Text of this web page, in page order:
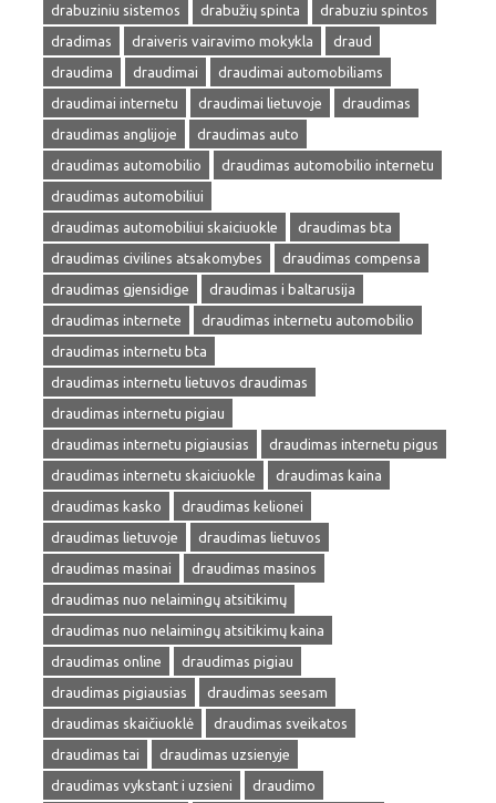
drabuziniu sistemos
drabužių spinta
drabuziu spintos
dradimas
draiveris vairavimo mokykla
draud
draudima
draudimai
draudimai automobiliams
draudimai internetu
draudimai lietuvoje
draudimas
draudimas anglijoje
draudimas auto
draudimas automobilio
draudimas automobilio internetu
draudimas automobiliui
draudimas automobiliui skaiciuokle
draudimas bta
draudimas civilines atsakomybes
draudimas compensa
draudimas gjensidige
draudimas i baltarusija
draudimas internete
draudimas internetu automobilio
draudimas internetu bta
draudimas internetu lietuvos draudimas
draudimas internetu pigiau
draudimas internetu pigiausias
draudimas internetu pigus
draudimas internetu skaiciuokle
draudimas kaina
draudimas kasko
draudimas kelionei
draudimas lietuvoje
draudimas lietuvos
draudimas masinai
draudimas masinos
draudimas nuo nelaimingų atsitikimų
draudimas nuo nelaimingų atsitikimų kaina
draudimas online
draudimas pigiau
draudimas pigiausias
draudimas seesam
draudimas skaičiuoklė
draudimas sveikatos
draudimas tai
draudimas uzsienyje
draudimas vykstant i uzsieni
draudimo